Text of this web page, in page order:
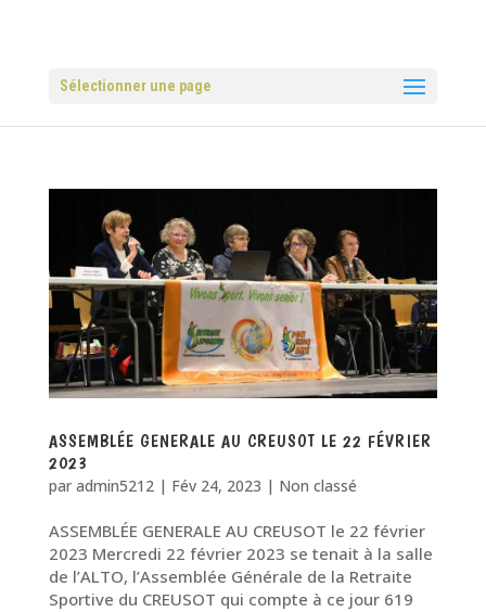
Sélectionner une page
ASSEMBLÉE GENERALE AU CREUSOT LE 22 FÉVRIER
2023
par admin5212| Fév 24, 2023 | Non classé
ASSEMBLÉE GENERALE AU CREUSOT le 22 février
2023 Mercredi 22 février 2023 se tenait à la salle
de l’ALTO, l’Assemblée Générale de la Retraite
Sportive du CREUSOT qui compte à ce jour 619